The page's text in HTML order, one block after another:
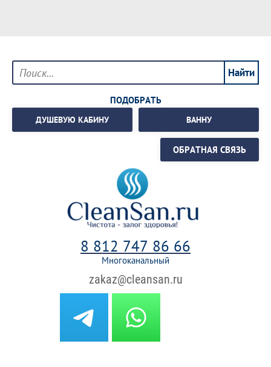
ПОДОБРАТЬ
ДУШЕВУЮ КАБИНУ ВАННУ
ОБРАТНАЯ СВЯЗЬ
8 812 747 86 66
Многоканальный
zakaz@cleansan.ru